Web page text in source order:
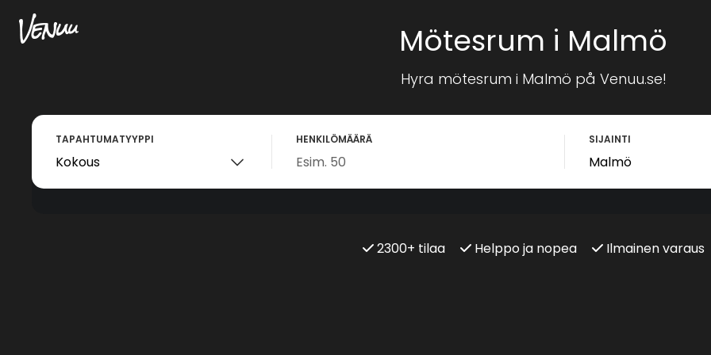
Mötesrum i Malmö
Hyra mötesrum i Malmö på Venuu.se!
TAPAHTUMATYYPPI HENKILÖMÄÄRÄ SIJAINTI
2300+ tilaa Helppo ja nopea Ilmainen varaus